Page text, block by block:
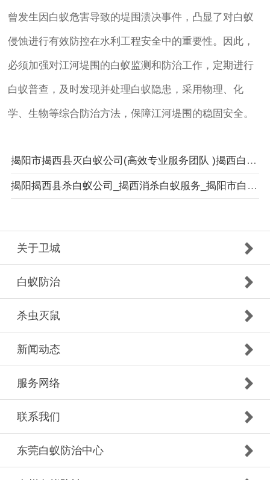
曾发生因白蚁危害导致的堤围溃决事件，凸显了对白蚁
侵蚀进行有效防控在水利工程安全中的重要性。因此，
必须加强对江河堤围的白蚁监测和防治工作，定期进行
白蚁普查，及时发现并处理白蚁隐患，采用物理、化
学、生物等综合防治方法，保障江河堤围的稳固安全。
揭阳市揭西县灭白蚁公司(高效专业服务团队 )揭西白蚁防治中心
揭阳揭西县杀白蚁公司_揭西消杀白蚁服务_揭阳市白蚁防治服务标准化流程管理
关于卫城
白蚁防治
杀虫灭鼠
新闻动态
服务网络
联系我们
东莞白蚁防治中心